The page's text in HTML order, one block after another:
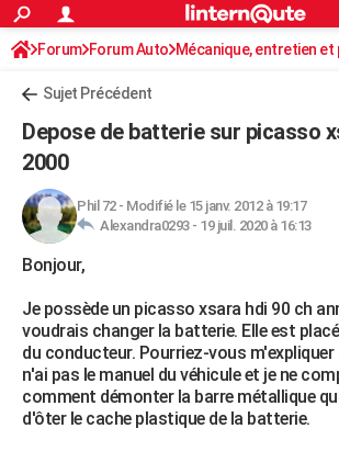
ACTUALITÉS
Politique
Société
Faits Divers
Education
Monde
Villes
+
Programme TV
TNTStreaming
Cinéma
Sorties cinéma
Musique
+FINANCE
Retraite
Impôts
Epargne
Immobilier
Risques naturels par ville
Banque
Assurance
Crédit
AUTO
Essais
Réserver un essai
Citadines
Berlines
SUV
Forum auto
HIGH-TECH
Forum
Aménagement intérieur
Extérieur
Cuisine
Salle de bains
Jardinage
Rangement
WEEK-END
Guides de France
Escapades
Patrimoine
Expositions
Musées
Week-end nature
+LIFESTYLE
Art de vivre
Bien-être
Loisirs
Mode
Modes de vie
SANTE
S'inscrire
Connexion
Forum Forum Auto Mécanique, entretien et
Sujet Précédent
Depose de batterie sur picasso
2000
Phil 72- Modifié le 15 janv. 2012 à 19:17
Alexandra0293 - 19 juil. 2020 à 16:13
Bonjour,
Je possède un picasso xsara hdi 90 ch
voudrais changer la batterie. Elle est
du conducteur. Pourriez-vous
n'ai pas le manuel du véhicule et je ne
comment démonter la barre métallique
d'ôter le cache plastique de la batterie.